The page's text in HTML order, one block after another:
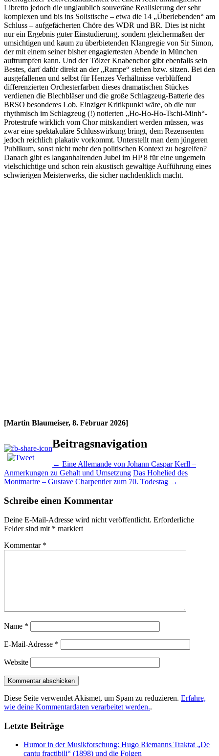
Libretto jedoch die unglaublich souveräne Realisierung der sehr
komplexen und bis ins Solistische ‒ etwa die 14 „Überlebenden“ am
Schluss ‒ aufgefächerten Chöre des WDR und BR. Dies ist nicht
nur ein Ergebnis guter Einstudierung, sondern gleichermaßen der
umsichtigen und kaum zu überbietenden Klangregie von Sir Simon,
der mit einem seiner bisher engagiertesten Abende in München
auftrumpfen kann. Und der Tölzer Knabenchor gibt ebenfalls sein
Bestes, darf dafür direkt an der „Rampe“ stehen bzw. sitzen. Bei den
ausgefallenen und selbst für Henzes Verhältnisse verblüffend
differenzierten Orchesterfarben dieses dramatischen Stückes
verdienen die Blechbläser und die große Schlagzeug-Batterie des
BRSO besonderes Lob. Einziger Kritikpunkt wäre, ob die nur
rhythmisch im Schlagzeug (!) notierten „Ho-Ho-Ho-Tschi-Minh“-
Protestrufe wirklich vom Chor mitskandiert werden müssen, was
zwar eine spektakuläre Schlusswirkung bringt, dem Rezensenten
jedoch reichlich plakativ vorkommt. Unterstellt man dem jüngeren
Publikum, sonst nicht mehr den politischen Kontext zu begreifen?
Danach gibt es langanhaltenden Jubel im HP 8 für eine ungemein
vielschichtige und schon rein akustisch gewaltige Aufführung eines
schwierigen Meisterwerks, die sicher nachdenklich macht.
[Martin Blaumeiser, 8. Februar 2026]
Beitragsnavigation
← Eine Allemande von Johann Caspar Kerll –
Anmerkungen zu Gehalt und Umsetzung Das Hohelied des
Montmartre – Gustave Charpentier zum 70. Todestag →
Schreibe einen Kommentar
Deine E-Mail-Adresse wird nicht veröffentlicht. Erforderliche
Felder sind mit * markiert
Kommentar *
Name *
E-Mail-Adresse *
Website
Diese Seite verwendet Akismet, um Spam zu reduzieren. Erfahre,
wie deine Kommentardaten verarbeitet werden..
Letzte Beiträge
Humor in der Musikforschung: Hugo Riemanns Traktat „De
cantu fractibili“ (1898) und die Folgen